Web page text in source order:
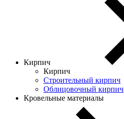
Кирпич
Кирпич
Строительный кирпич
Облицовочный кирпич
Кровельные материалы